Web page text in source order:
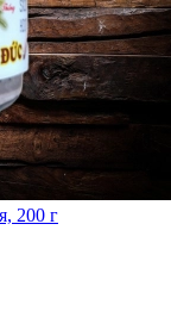
200 г